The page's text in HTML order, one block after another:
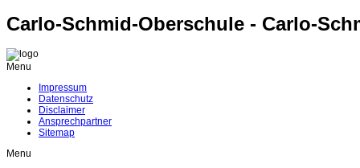
Carlo-Schmid-Oberschule - Carlo-
Menu
Impressum
Datenschutz
Disclaimer
Ansprechpartner
Sitemap
Menu